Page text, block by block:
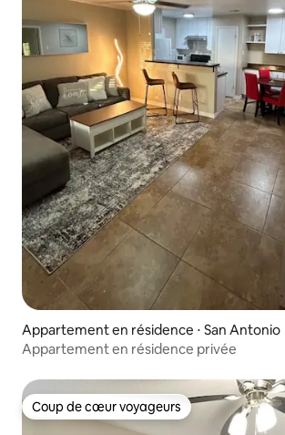
Appartement en résidence ⋅ San Antonio
Appartement en résidence privée
Coup de cœur voyageurs
Coup de cœur voyageurs